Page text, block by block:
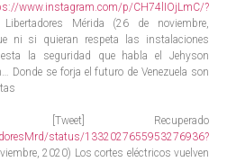
www.instagram.com/p/CH74lIOjLmC/?
Libertadores Mérida (26 de noviembre,
ni si quieran respeta las instalaciones
la seguridad que habla el Jehyson
Donde se forja el futuro de Venezuela son
[Tweet] Recuperado
status/1332027655953276936?
2020) Los cortes eléctricos vuelven